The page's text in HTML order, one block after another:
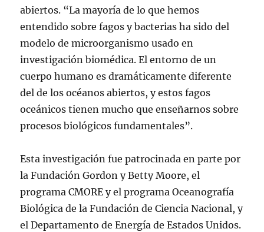
abiertos. “La mayoría de lo que hemos
entendido sobre fagos y bacterias ha sido del
modelo de microorganismo usado en
investigación biomédica. El entorno de un
cuerpo humano es dramáticamente diferente
del de los océanos abiertos, y estos fagos
oceánicos tienen mucho que enseñarnos sobre
procesos biológicos fundamentales”.
Esta investigación fue patrocinada en parte por
la Fundación Gordon y Betty Moore, el
programa CMORE y el programa Oceanografía
Biológica de la Fundación de Ciencia Nacional, y
el Departamento de Energía de Estados Unidos.